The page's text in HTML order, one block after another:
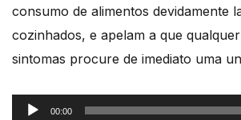
consumo de alimentos devidamente
cozinhados, e apelam a que
sintomas procure de imediato uma
Reprodutor
00:00